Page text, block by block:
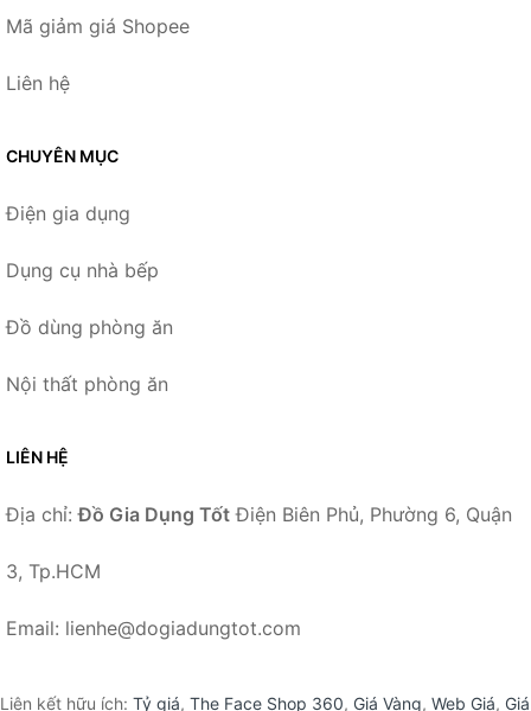
Mã giảm giá Shopee
Liên hệ
CHUYÊN MỤC
Điện gia dụng
Dụng cụ nhà bếp
Đồ dùng phòng ăn
Nội thất phòng ăn
LIÊN HỆ
Địa chỉ:Đồ Gia Dụng Tốt Điện Biên Phủ, Phường 6, Quận
3, Tp.HCM
Email: lienhe@dogiadungtot.com
Liên kết hữu ích: Tỷ giá, The Face Shop 360, Giá Vàng, Web Giá, Giá